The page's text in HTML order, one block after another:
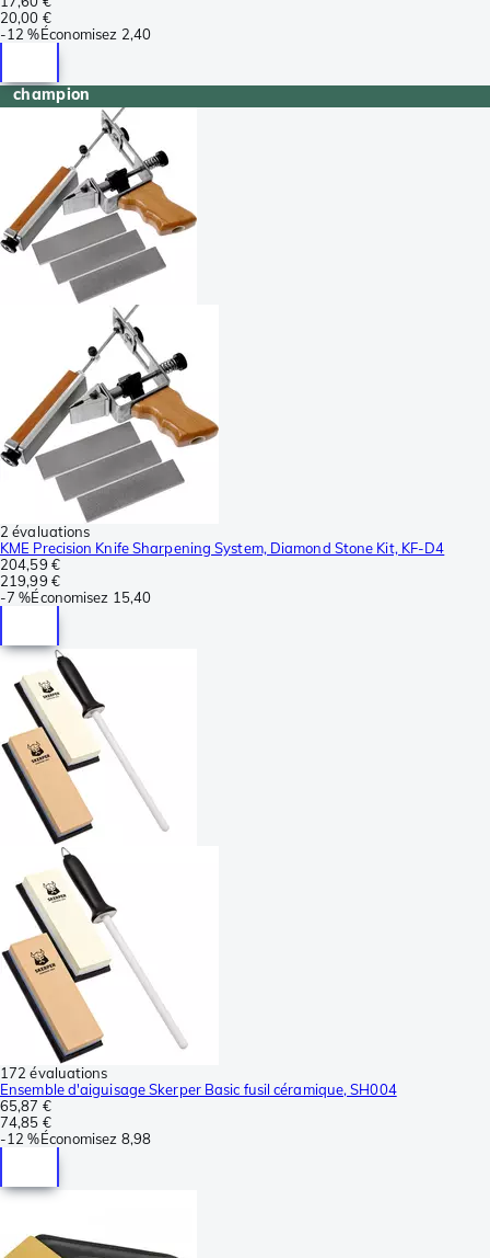
20,00 €
-12 %Économisez 2,40
champion
2 évaluations
KME Precision Knife Sharpening System, Diamond Stone Kit, KF-D4
204,59 €
219,99 €
-7 %Économisez 15,40
172 évaluations
Ensemble d'aiguisage Skerper Basic fusil céramique, SH004
65,87 €
74,85 €
-12 %Économisez 8,98